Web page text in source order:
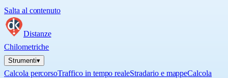
Salta al contenuto
Distanze
Chilometriche
Strumenti▾
Calcola percorsoTraffico in tempo realeStradario e mappeCalcola